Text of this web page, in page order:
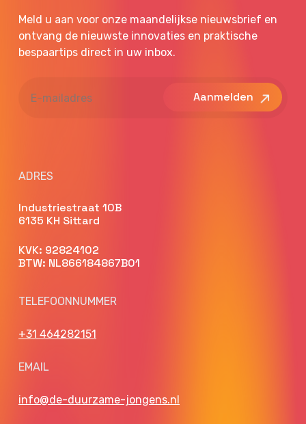
Meld u aan voor onze maandelijkse nieuwsbrief en
ontvang de nieuwste innovaties en praktische
bespaartips direct in uw inbox.
mailadres
ADRES
Industriestraat 10B
6135 KH Sittard
KVK: 92824102
BTW: NL866184867B01
TELEFOONNUMMER
+31 464282151
EMAIL
info@de-duurzame-jongens.nl